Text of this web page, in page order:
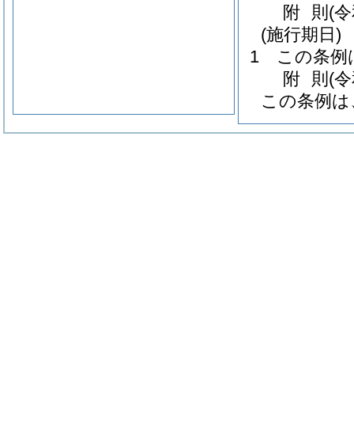
附 則 (
(施行期日)
1
この条例
附 則 (
この条例